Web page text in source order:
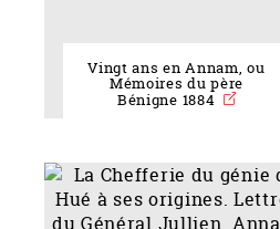
Vingt ans en Annam, ou
Mémoires du père
Bénigne 1884